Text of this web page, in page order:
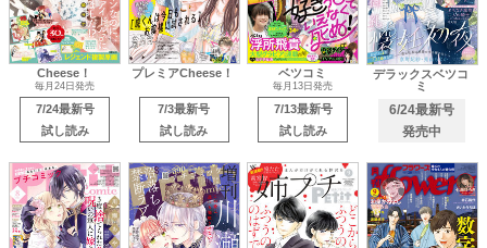
Cheese！
毎月24日発売
7/24最新号
試し読み
プレミアCheese！
7/3最新号
試し読み
ベツコミ
毎月13日発売
7/13最新号
試し読み
デラックスベツコ
ミ
6/24最新号
発売中